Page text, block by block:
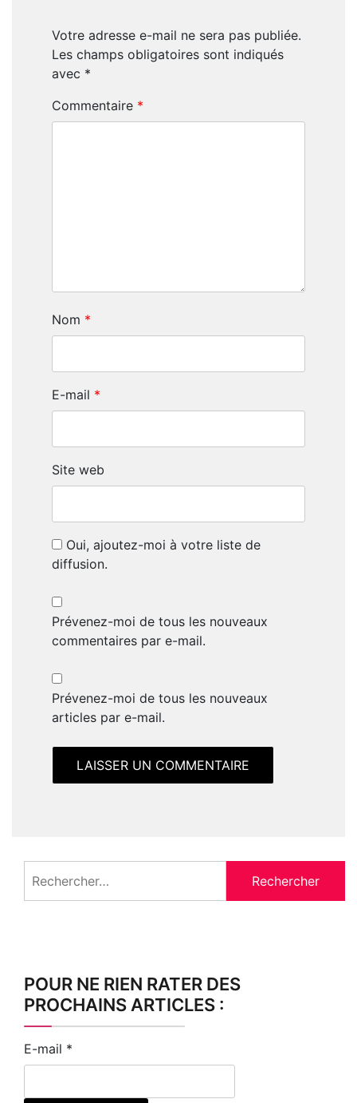
Votre adresse e-mail ne sera pas publiée.
Les champs obligatoires sont indiqués
avec *
Commentaire *
Nom *
E-mail *
Site web
Oui, ajoutez-moi à votre liste de
diffusion.
Prévenez-moi de tous les nouveaux
commentaires par e-mail.
Prévenez-moi de tous les nouveaux
articles par e-mail.
POUR NE RIEN RATER DES
PROCHAINS ARTICLES :
E-mail *